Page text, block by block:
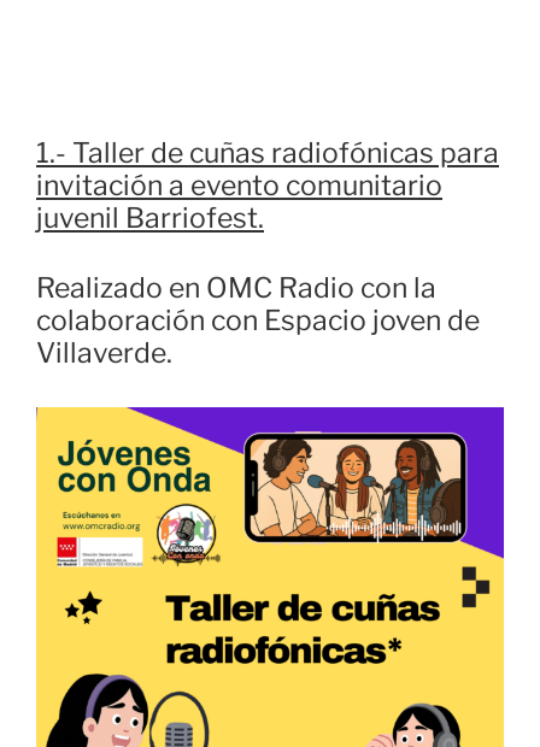
1.- Taller de cuñas radiofónicas para
invitación a evento comunitario
juvenil Barriofest.
Realizado en OMC Radio con la
colaboración con Espacio joven de
Villaverde.